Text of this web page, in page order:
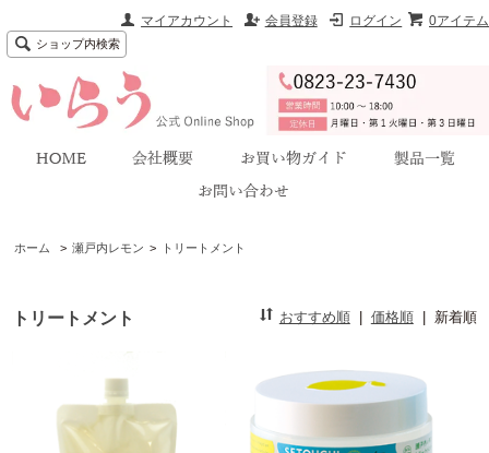
0アイテム
ログイン
会員登録
マイアカウント
ショップ内検索
ホーム > 瀬戸内レモン > トリートメント
トリートメント おすすめ順| 価格順| 新着順